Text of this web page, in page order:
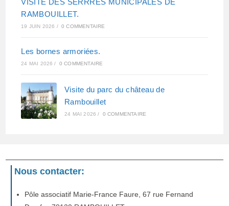
VISITE DES SERRRES MUNICIPALES DE
RAMBOUILLET.
19 JUIN 2026 / 0 COMMENTAIRE
Les bornes armoriées.
24 MAI 2026 / 0 COMMENTAIRE
Visite du parc du château de
Rambouillet
24 MAI 2026 / 0 COMMENTAIRE
Nous contacter:
Pôle associatif Marie-France Faure, 67 rue Fernand